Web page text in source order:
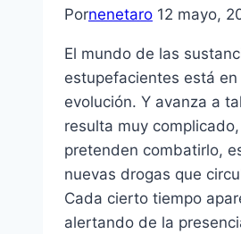
Pornenetaro 12 mayo,
El mundo de las
estupefacientes está
evolución. Y avanza a
resulta muy
pretenden combatirlo,
nuevas drogas que
Cada cierto tiempo
alertando de la